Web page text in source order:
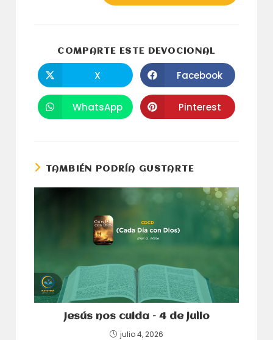
COMPARTE ESTE DEVOCIONAL
abre
en
una
nueva
ventana
X Se
abre
en
una
nueva
ventana
Facebook
Se
abre
WhatsApp Se
abre
Pinterest
TAMBIÉN PODRÍA GUSTARTE
Jesús nos cuida – 4 de julio
julio 4, 2026